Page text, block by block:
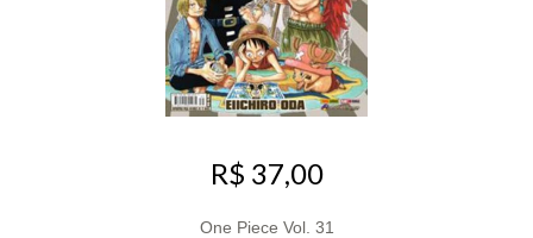
R$ 37,00
One Piece Vol. 31